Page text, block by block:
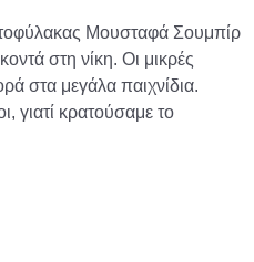
Μουσταφά Σουμπίρ
στη νίκη. Οι μικρές
στα μεγάλα παιχνίδια.
γιατί κρατούσαμε το